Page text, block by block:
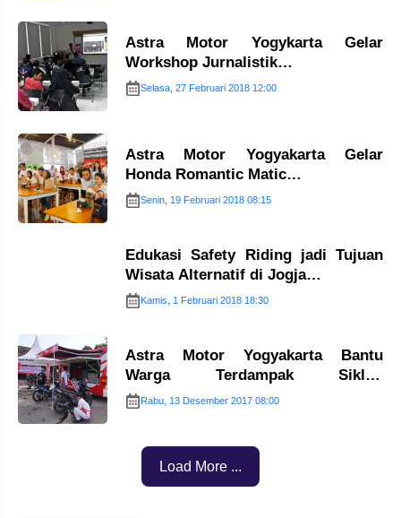
Astra Motor Yogykarta Gelar
Workshop Jurnalistik…
Selasa, 27 Februari 2018 12:00
Astra Motor Yogyakarta Gelar
Honda Romantic Matic…
Senin, 19 Februari 2018 08:15
Edukasi Safety Riding jadi Tujuan
Wisata Alternatif di Jogja…
Kamis, 1 Februari 2018 18:30
Astra Motor Yogyakarta Bantu
Warga Terdampak Siklon
Cempaka…
Rabu, 13 Desember 2017 08:00
Load More ...